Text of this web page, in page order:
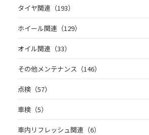
タイヤ関連（193）
ホイール関連（129）
オイル関連（33）
その他メンテナンス（146）
点検（57）
車検（5）
車内リフレッシュ関連（6）